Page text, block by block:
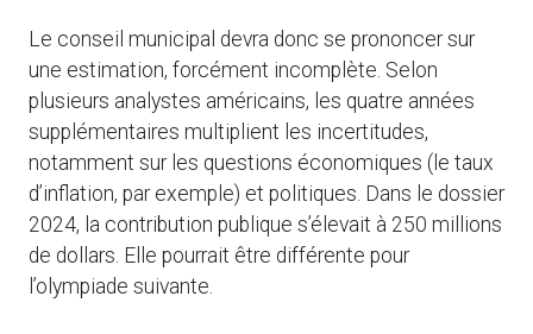
Le conseil municipal devra donc se prononcer sur
une estimation, forcément incomplète. Selon
plusieurs analystes américains, les quatre années
supplémentaires multiplient les incertitudes,
notamment sur les questions économiques (le taux
d’inflation, par exemple) et politiques. Dans le dossier
2024, la contribution publique s’élevait à 250 millions
de dollars. Elle pourrait être différente pour
l’olympiade suivante.